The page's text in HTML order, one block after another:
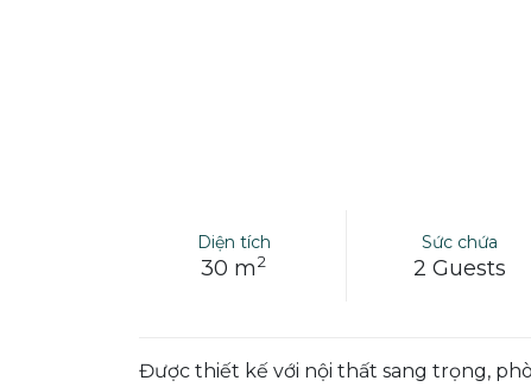
Diện tích
30 m2
Sức chứa
2 Guests
Được thiết kế với nội thất sang trọng,